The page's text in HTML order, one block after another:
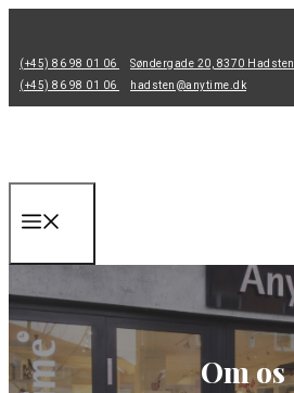
indhold
(+45) 86 98 01 06 Søndergade 20, 8370 Hadsten
(+45) 86 98 01 06
hadsten@anytime.dk
Om os